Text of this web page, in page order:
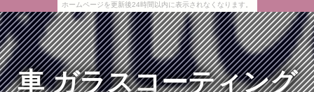
ホームページを更新後24時間以内に表示されなくなります。
車 ガラスコーティング